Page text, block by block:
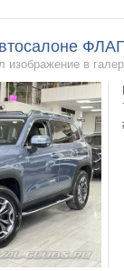
изображение в